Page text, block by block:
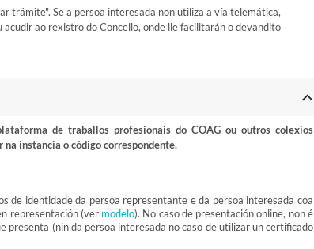
trámite". Se a persoa interesada non utiliza a vía telemática,
ao rexistro do Concello, onde lle facilitarán o devandito
de traballos profesionais do COAG ou outros colexios
na instancia o código correspondente.
de identidade da persoa representante e da persoa interesada coa
representación (ver modelo). No caso de presentación online, non é
presenta (nin da persoa interesada no caso de utilizar un certificado